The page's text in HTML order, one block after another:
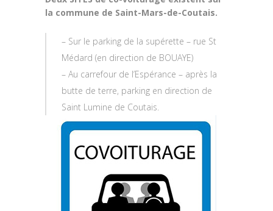
la commune de Saint-Mars-de-Coutais.
– Sur le parking de la supérette – rue St
Médard (en direction de BOUAYE)
– Au carrefour de l’Espérance – après la
butte de terre, parking en direction de
Saint Lumine de Coutais.